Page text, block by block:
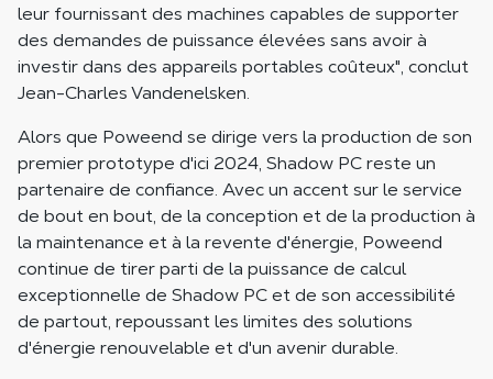
leur fournissant des machines capables de supporter
des demandes de puissance élevées sans avoir à
investir dans des appareils portables coûteux", conclut
Jean-Charles Vandenelsken.
Alors que Poweend se dirige vers la production de son
premier prototype d'ici 2024, Shadow PC reste un
partenaire de confiance. Avec un accent sur le service
de bout en bout, de la conception et de la production à
la maintenance et à la revente d'énergie, Poweend
continue de tirer parti de la puissance de calcul
exceptionnelle de Shadow PC et de son accessibilité
de partout, repoussant les limites des solutions
d'énergie renouvelable et d'un avenir durable.